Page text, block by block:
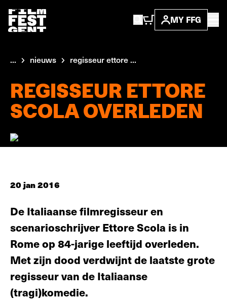
MY FFG
... nieuws regisseur ettore ...
REGISSEUR ETTORE
SCOLA OVERLEDEN
20 jan 2016
De Italiaanse filmregisseur en
scenarioschrijver Ettore Scola is in
Rome op 84-jarige leeftijd overleden.
Met zijn dood verdwijnt de laatste grote
regisseur van de Italiaanse
(tragi)komedie.